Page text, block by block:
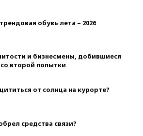
обувь лета – 2026
и бизнесмены, добившиеся
со второй попытки
от солнца на курорте?
средства связи?